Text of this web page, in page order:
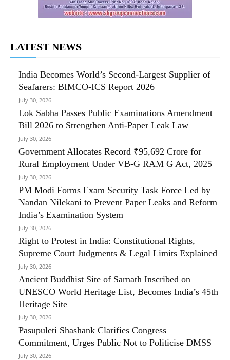
LATEST NEWS
India Becomes World’s Second-Largest Supplier of
Seafarers: BIMCO-ICS Report 2026
July 30, 2026
Lok Sabha Passes Public Examinations Amendment
Bill 2026 to Strengthen Anti-Paper Leak Law
July 30, 2026
Government Allocates Record ₹95,692 Crore for
Rural Employment Under VB-G RAM G Act, 2025
July 30, 2026
PM Modi Forms Exam Security Task Force Led by
Nandan Nilekani to Prevent Paper Leaks and Reform
India’s Examination System
July 30, 2026
Right to Protest in India: Constitutional Rights,
Supreme Court Judgments & Legal Limits Explained
July 30, 2026
Ancient Buddhist Site of Sarnath Inscribed on
UNESCO World Heritage List, Becomes India’s 45th
Heritage Site
July 30, 2026
Pasupuleti Shashank Clarifies Congress
Commitment, Urges Public Not to Politicise DMSS
July 30, 2026